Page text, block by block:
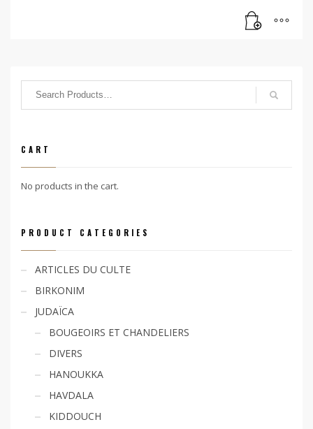
CART
No products in the cart.
PRODUCT CATEGORIES
ARTICLES DU CULTE
BIRKONIM
JUDAÏCA
BOUGEOIRS ET CHANDELIERS
DIVERS
HANOUKKA
HAVDALA
KIDDOUCH